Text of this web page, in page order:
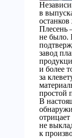
в
Плесень
не было.
завод
и более
за
простой
В
не
к